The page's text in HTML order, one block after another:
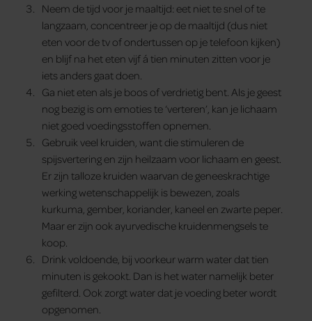
Neem de tijd voor je maaltijd: eet niet te snel of te
langzaam, concentreer je op de maaltijd (dus niet
eten voor de tv of ondertussen op je telefoon kijken)
en blijf na het eten vijf á tien minuten zitten voor je
iets anders gaat doen.
Ga niet eten als je boos of verdrietig bent. Als je geest
nog bezig is om emoties te ‘verteren’, kan je lichaam
niet goed voedingsstoffen opnemen.
Gebruik veel kruiden, want die stimuleren de
spijsvertering en zijn heilzaam voor lichaam en geest.
Er zijn talloze kruiden waarvan de geneeskrachtige
werking wetenschappelijk is bewezen, zoals
kurkuma, gember, koriander, kaneel en zwarte peper.
Maar er zijn ook ayurvedische kruidenmengsels te
koop.
Drink voldoende, bij voorkeur warm water dat tien
minuten is gekookt. Dan is het water namelijk beter
gefilterd. Ook zorgt water dat je voeding beter wordt
opgenomen.